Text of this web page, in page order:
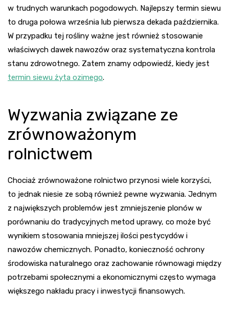
w trudnych warunkach pogodowych. Najlepszy termin siewu
to druga połowa września lub pierwsza dekada października.
W przypadku tej rośliny ważne jest również stosowanie
właściwych dawek nawozów oraz systematyczna kontrola
stanu zdrowotnego. Zatem znamy odpowiedź, kiedy jest
termin siewu żyta ozimego.
Wyzwania związane ze
zrównoważonym
rolnictwem
Chociaż zrównoważone rolnictwo przynosi wiele korzyści,
to jednak niesie ze sobą również pewne wyzwania. Jednym
z największych problemów jest zmniejszenie plonów w
porównaniu do tradycyjnych metod uprawy, co może być
wynikiem stosowania mniejszej ilości pestycydów i
nawozów chemicznych. Ponadto, konieczność ochrony
środowiska naturalnego oraz zachowanie równowagi między
potrzebami społecznymi a ekonomicznymi często wymaga
większego nakładu pracy i inwestycji finansowych.